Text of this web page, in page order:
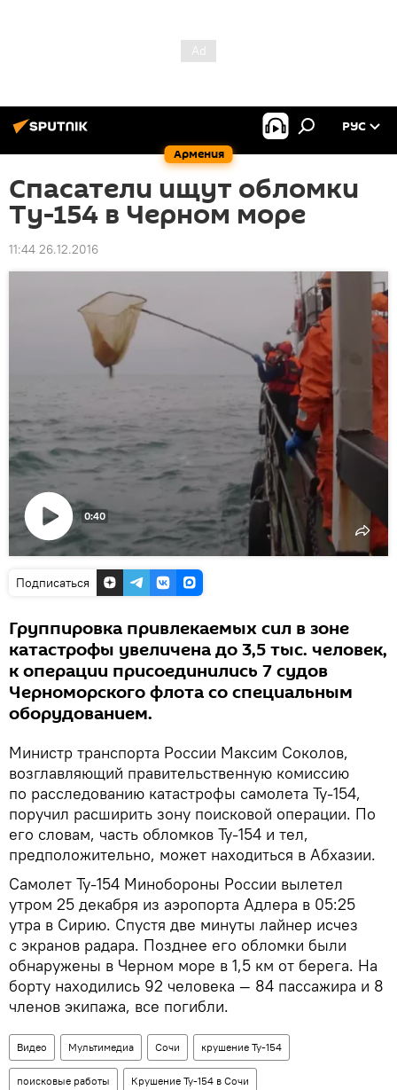
Армения
РУС
Спасатели ищут обломки
Ту-154 в Черном море
11:44 26.12.2016
Воспроизвести
0:40
Подписаться
Группировка привлекаемых сил в зоне
катастрофы увеличена до 3,5 тыс. человек,
к операции присоединились 7 судов
Черноморского флота со специальным
оборудованием.
Министр транспорта России Максим Соколов,
возглавляющий правительственную комиссию
по расследованию катастрофы самолета Ту-154,
поручил расширить зону поисковой операции. По
его словам, часть обломков Ту-154 и тел,
предположительно, может находиться в Абхазии.
Самолет Ту-154 Минобороны России вылетел
утром 25 декабря из аэропорта Адлера в 05:25
утра в Сирию. Спустя две минуты лайнер исчез
с экранов радара. Позднее его обломки были
обнаружены в Черном море в 1,5 км от берега. На
борту находились 92 человека — 84 пассажира и 8
членов экипажа, все погибли.
Видео Мультимедиа Сочи крушение Ту-154
поисковые работы Крушение Ту-154 в Сочи